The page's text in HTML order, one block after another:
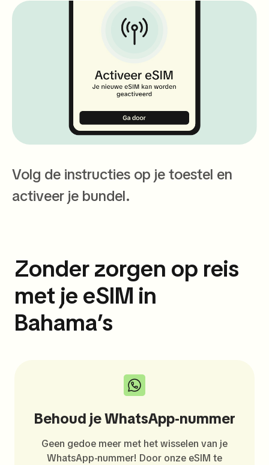
Volg de instructies op je toestel en
activeer je bundel.
Zonder zorgen op reis
met je eSIM in
Bahama’s
Behoud je WhatsApp-nummer
Geen gedoe meer met het wisselen van je
WhatsApp-nummer! Door onze eSIM te